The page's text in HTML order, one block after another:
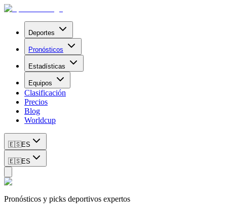
Deportes
Pronósticos
Estadísticas
Equipos
Clasificación
Precios
Blog
Worldcup
🇪🇸ES
🇪🇸ES
Pronósticos y picks deportivos expertos